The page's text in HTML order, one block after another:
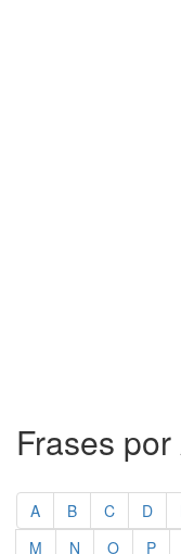
Frases
A B C D
M
N O P